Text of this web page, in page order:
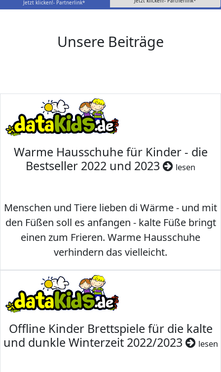
Jetzt klicken!- Partnerlink*
Unsere Beiträge
Warme Hausschuhe für Kinder - die
Bestseller 2022 und 2023
lesen
Menschen und Tiere lieben di Wärme - und mit
den Füßen soll es anfangen - kalte Füße bringt
einen zum Frieren. Warme Hausschuhe
verhindern das vielleicht.
Offline Kinder Brettspiele für die kalte
und dunkle Winterzeit 2022/2023
lesen